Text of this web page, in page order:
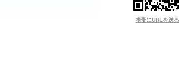
携帯にURLを送る